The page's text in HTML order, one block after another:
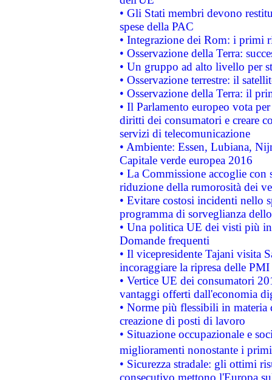
• Gli Stati membri devono
spese della PAC
• Integrazione dei Rom: i primi
• Osservazione della Terra:
• Un gruppo ad alto livello per
• Osservazione terrestre: il
• Osservazione della Terra: il
• Il Parlamento europeo vota
diritti dei consumatori e creare
servizi di telecomunicazione
• Ambiente: Essen, Lubiana,
Capitale verde europea 2016
• La Commissione accoglie
riduzione della rumorosità dei
• Evitare costosi incidenti nello
programma di sorveglianza
• Una politica UE dei visti più
Domande frequenti
• Il vicepresidente Tajani visita
incoraggiare la ripresa delle
• Vertice UE dei consumatori
vantaggi offerti dall'economia
• Norme più flessibili in materia
creazione di posti di lavoro
• Situazione occupazionale e
miglioramenti nonostante i
• Sicurezza stradale: gli ottimi
consecutivo mettono l'Europa